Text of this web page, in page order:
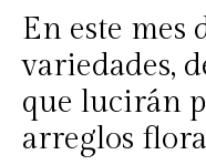
En este mes
variedades,
que lucirán
arreglos